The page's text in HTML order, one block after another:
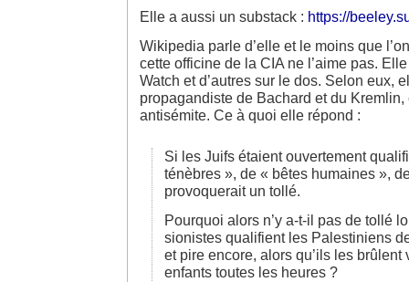
Elle a aussi un substack : https://
Wikipedia parle d’elle et le moins que
cette officine de la CIA ne l’aime pas.
Watch et d’autres sur le dos. Selon eux,
propagandiste de Bachard et du Kremlin,
antisémite. Ce à quoi elle répond :
Si les Juifs étaient ouvertement
ténèbres », de « bêtes humaines »,
provoquerait un tollé.
Pourquoi alors n’y a-t-il pas de tollé
sionistes qualifient les Palestiniens
et pire encore, alors qu’ils les brûlent
enfants toutes les heures ?